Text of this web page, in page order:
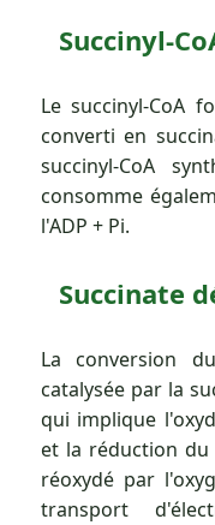
Succinyl-
Le succinyl-CoA
converti en
succinyl-CoA
consomme
l'ADP + Pi.
Succinate
La conversion
catalysée par la
qui implique
et la réduction du
réoxydé par
transport